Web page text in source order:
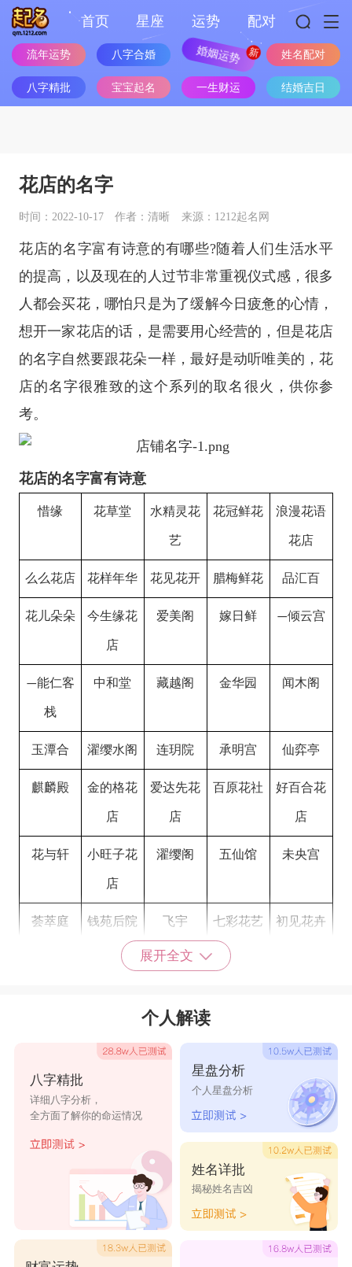
首页 星座 运势 配对
流年运势 八字合婚 婚姻运势 姓名配对
八字精批 宝宝起名 一生财运 结婚吉日
花店的名字
时间：2022-10-17 作者：清晰 来源：1212起名网
花店的名字富有诗意的有哪些?随着人们生活水平
的提高，以及现在的人过节非常重视仪式感，很多
人都会买花，哪怕只是为了缓解今日疲惫的心情，
想开一家花店的话，是需要用心经营的，但是花店
的名字自然要跟花朵一样，最好是动听唯美的，花
店的名字很雅致的这个系列的取名很火，供你参
考。
花店的名字富有诗意
惜缘 花草堂 水精灵花
艺
花冠鲜花 浪漫花语
花店
么么花店 花样年华 花见花开 腊梅鲜花 品汇百
花儿朵朵 今生缘花
店
爱美阁 嫁日鲜 —倾云宫
—能仁客
栈
中和堂 藏越阁 金华园 闻木阁
玉潭合 濯缨水阁 连玥院 承明宫 仙弈亭
麒麟殿 金的格花
店
爱达先花
店
百原花社 好百合花
店
花与轩 小旺子花
店
濯缨阁 五仙馆 未央宫
荟萃庭 钱苑后院 飞宇 七彩花艺 初见花卉
千寻花语 馨香 玉也花坊
爱林
腾迎 辉海 广奥 川财
尚至 斯耀
仕坚
淘话缘 花花世界 花之都 花年华
花之语 恋花会语 藏香坊 千寻花语
飞花之都 有家花店 花开半夏
展开全文
个人解读
八字精批
详细八字分析，
全方面了解你的命运情况
星盘分析
个人星盘分析
姓名详批
揭秘姓名吉凶